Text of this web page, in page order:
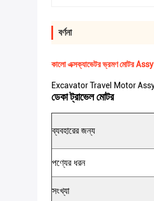
বর্ণনা
কালো এক্সক্যাভেটর ভ্রমণ মোটর
Excavator Travel Motor Assy
ডেকা ট্রাভেল মোটর
ব্যবহারের জন্য
পণ্যের ধরন
সংখ্যা